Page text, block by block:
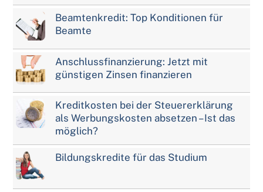
Beamtenkredit: Top Konditionen für
Beamte
Anschlussfinanzierung: Jetzt mit
günstigen Zinsen finanzieren
Kreditkosten bei der Steuererklärung
als Werbungskosten absetzen – Ist das
möglich?
Bildungskredite für das Studium